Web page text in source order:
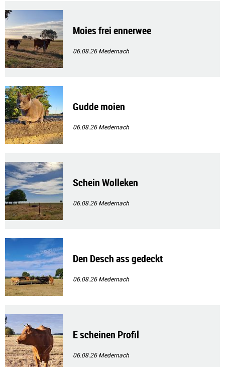
Moies frei ennerwee
06.08.26Medernach
Gudde moien
06.08.26Medernach
Schein Wolleken
06.08.26Medernach
Den Desch ass gedeckt
06.08.26Medernach
E scheinen Profil
06.08.26Medernach